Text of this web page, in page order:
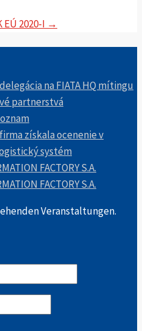
EÚ 2020-I →
na FIATA HQ mítingu
partnerstvá
získala ocenenie v
systém
FACTORY S.A.
FACTORY S.A.
Veranstaltungen.